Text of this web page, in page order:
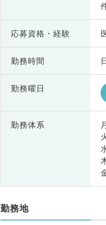
応募資格・ 経験
勤務時間
勤務曜日
勤務体系
勤務地